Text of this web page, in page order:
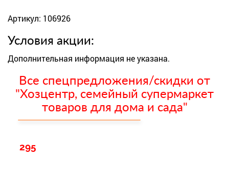
Артикул: 106926
Условия акции:
Дополнительная информация не указана.
Все спецпредложения/скидки от
"Хозцентр, семейный супермаркет
товаров для дома и сада"
295